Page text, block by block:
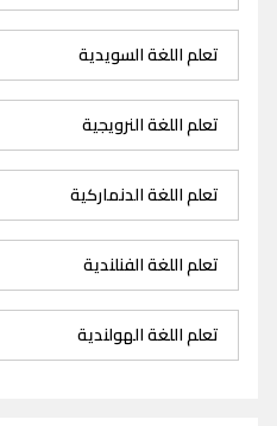
تعلم اللغة السويدية
تعلم اللغة النرويجية
تعلم اللغة الدنماركية
تعلم اللغة الفنلندية
تعلم اللغة الهولندية